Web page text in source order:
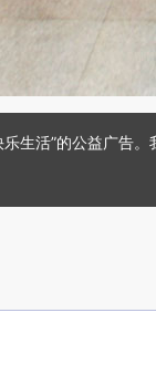
生活”的公益广告